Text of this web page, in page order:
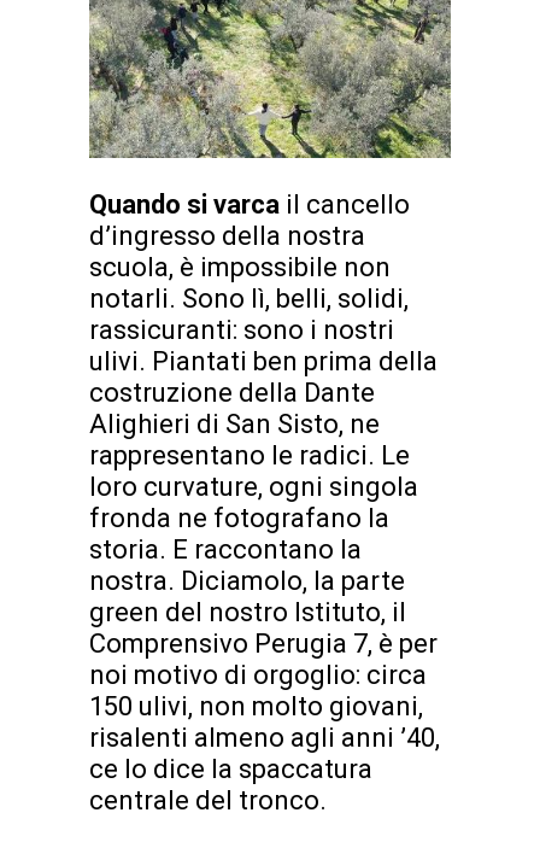
Quando si varca il cancello
d’ingresso della nostra
scuola, è impossibile non
notarli. Sono lì, belli, solidi,
rassicuranti: sono i nostri
ulivi. Piantati ben prima della
costruzione della Dante
Alighieri di San Sisto, ne
rappresentano le radici. Le
loro curvature, ogni singola
fronda ne fotografano la
storia. E raccontano la
nostra. Diciamolo, la parte
green del nostro Istituto, il
Comprensivo Perugia 7, è per
noi motivo di orgoglio: circa
150 ulivi, non molto giovani,
risalenti almeno agli anni ’40,
ce lo dice la spaccatura
centrale del tronco.